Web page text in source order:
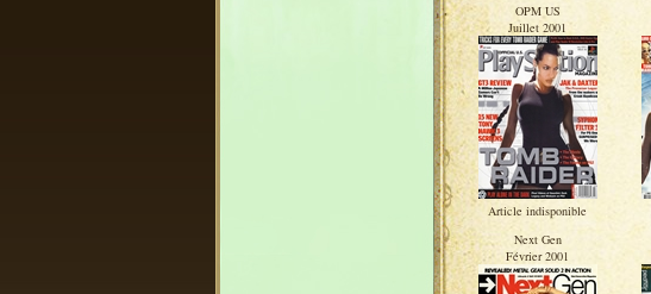
OPM US
Juillet 2001
Article indisponible
Next Gen
Février 2001